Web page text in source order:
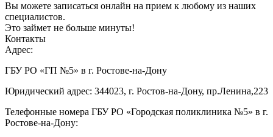
Вы можете записаться онлайн на прием к любому из наших
специалистов.
Это займет не больше минуты!
Контакты
Адрес:
ГБУ РО «ГП №5» в г. Ростове-на-Дону
Юридический адрес: 344023, г. Ростов-на-Дону, пр.Ленина,223
Телефонные номера ГБУ РО «Городская поликлиника №5» в г.
Ростове-на-Дону: